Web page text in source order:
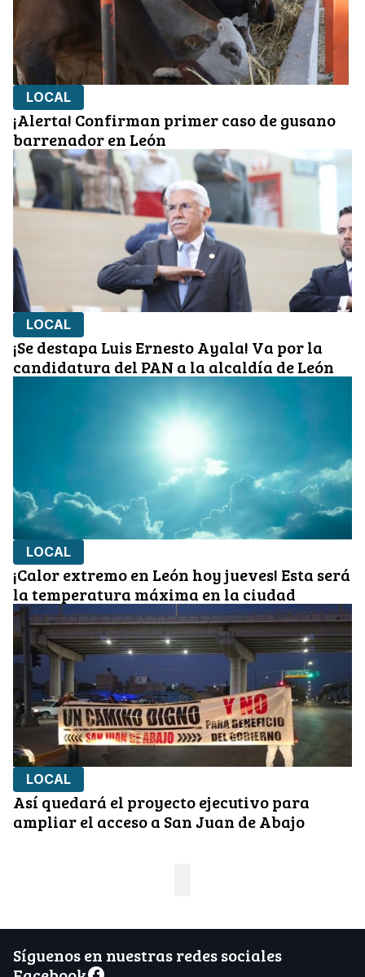
LOCAL
¡Alerta! Confirman primer caso de gusano
barrenador en León
LOCAL
¡Se destapa Luis Ernesto Ayala! Va por la
candidatura del PAN a la alcaldía de León
LOCAL
¡Calor extremo en León hoy jueves! Esta será
la temperatura máxima en la ciudad
LOCAL
Así quedará el proyecto ejecutivo para
ampliar el acceso a San Juan de Abajo
Síguenos en nuestras redes sociales